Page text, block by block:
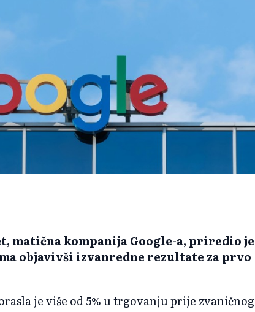
matična kompanija Google-a, priredio je
objavivši izvanredne rezultate za prvo
je više od 5% u trgovanju prije zvaničnog